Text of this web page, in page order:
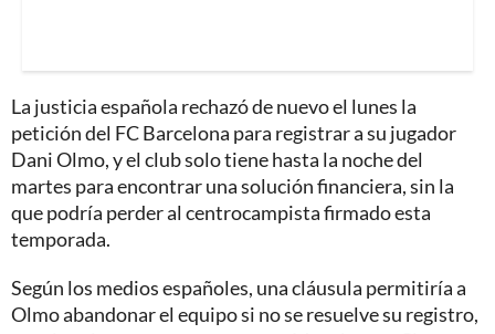
La justicia española rechazó de nuevo el lunes la
petición del FC Barcelona para registrar a su jugador
Dani Olmo, y el club solo tiene hasta la noche del
martes para encontrar una solución financiera, sin la
que podría perder al centrocampista firmado esta
temporada.
Según los medios españoles, una cláusula permitiría a
Olmo abandonar el equipo si no se resuelve su registro,